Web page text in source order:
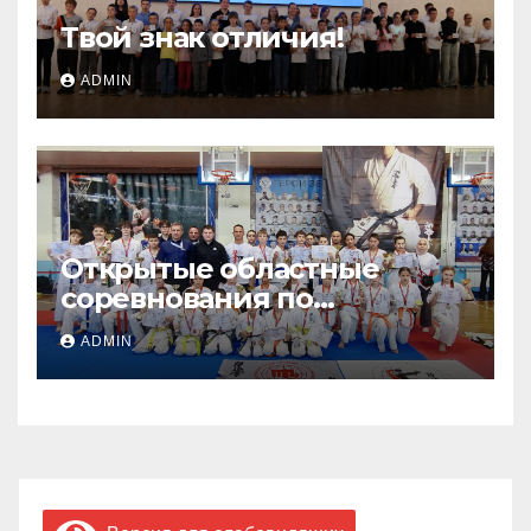
Твой знак отличия!
ADMIN
Открытые областные
соревнования по
киокусинкай каратэ
ADMIN